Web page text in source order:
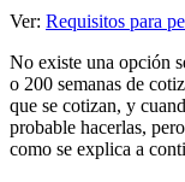
Ver: Requisitos para
No existe una opción
o 200 semanas de
que se cotizan, y
probable hacerlas,
como se explica a